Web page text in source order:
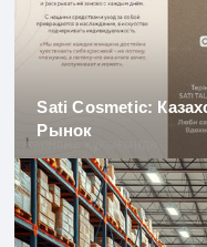
Sati Cosmetic:
Рынок